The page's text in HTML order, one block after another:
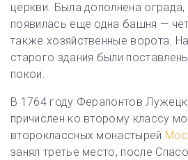
церкви. Была дополнена
появилась еще одна башня —
также хозяйственные ворота.
старого здания были
покои.
В 1764 году Ферапонтов
причислен ко второму классу
второклассных монастырей
занял третье место, после